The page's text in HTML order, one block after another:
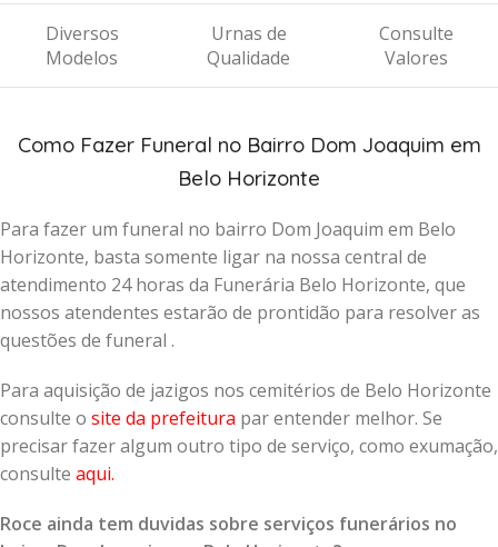
Diversos
Modelos
Urnas de
Qualidade
Consulte
Valores
Como Fazer Funeral no Bairro Dom Joaquim em
Belo Horizonte
Para fazer um funeral no bairro Dom Joaquim em Belo
Horizonte, basta somente ligar na nossa central de
atendimento 24 horas da Funerária Belo Horizonte, que
nossos atendentes estarão de prontidão para resolver as
questões de funeral .
Para aquisição de jazigos nos cemitérios de Belo Horizonte
consulte o site da prefeitura par entender melhor. Se
precisar fazer algum outro tipo de serviço, como exumação,
consulte aqui.
Roce ainda tem duvidas sobre serviços funerários no